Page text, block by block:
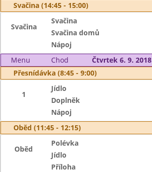
Svačina (14:45 - 15:00)
Svačina
Svačina
Svačina domů
Nápoj
Menu
Chod
Čtvrtek 6. 9. 2018
Přesnídávka (8:45 - 9:00)
1
Jídlo
Doplněk
Nápoj
Oběd (11:45 - 12:15)
Oběd
Polévka
Jídlo
Příloha